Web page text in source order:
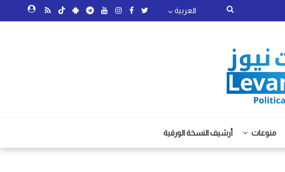
العربية
منوعات أرشيف النسخة الورقية